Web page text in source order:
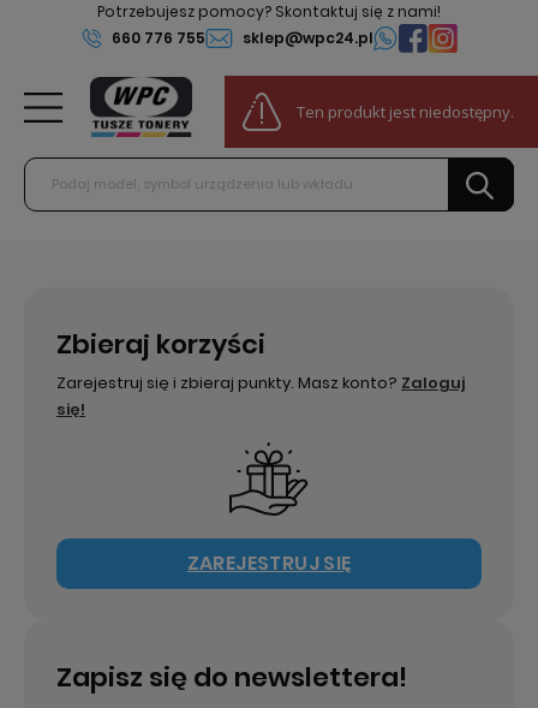
Potrzebujesz pomocy? Skontaktuj się z nami!
660 776 755
sklep@wpc24.pl
0
Do darmowej dostawy:
Ten produkt jest niedostępny.
Zbieraj korzyści
Zarejestruj się i zbieraj punkty. Masz konto? Zaloguj
się!
ZAREJESTRUJ SIĘ
Zapisz się do newslettera!